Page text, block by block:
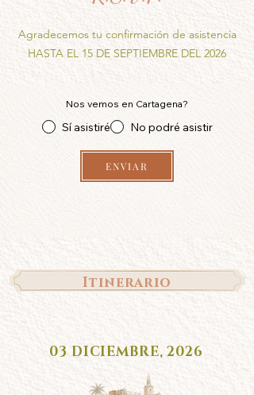
Agradecemos tu confirmación de asistencia
HASTA EL 15 DE SEPTIEMBRE DEL 2026
Nos vemos en Cartagena?
Sí asistiré No podré asistir
ENVIAR
Itinerario
03 DICIEMBRE, 2026